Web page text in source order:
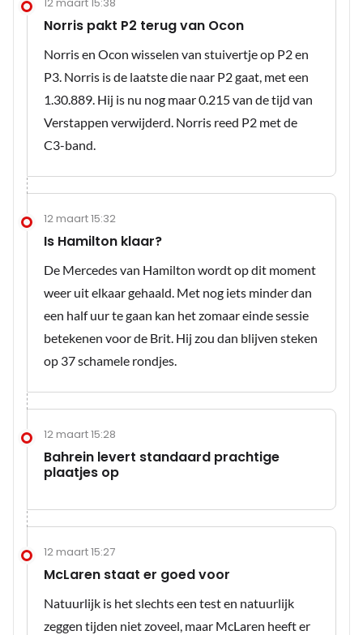
Norris pakt P2 terug van Ocon
Norris en Ocon wisselen van stuivertje op P2 en
P3. Norris is de laatste die naar P2 gaat, met een
1.30.889. Hij is nu nog maar 0.215 van de tijd van
Verstappen verwijderd. Norris reed P2 met de
C3-band.
12 maart 15:32
Is Hamilton klaar?
De Mercedes van Hamilton wordt op dit moment
weer uit elkaar gehaald. Met nog iets minder dan
een half uur te gaan kan het zomaar einde sessie
betekenen voor de Brit. Hij zou dan blijven steken
op 37 schamele rondjes.
12 maart 15:28
Bahrein levert standaard prachtige
plaatjes op
12 maart 15:27
McLaren staat er goed voor
Natuurlijk is het slechts een test en natuurlijk
zeggen tijden niet zoveel, maar McLaren heeft er